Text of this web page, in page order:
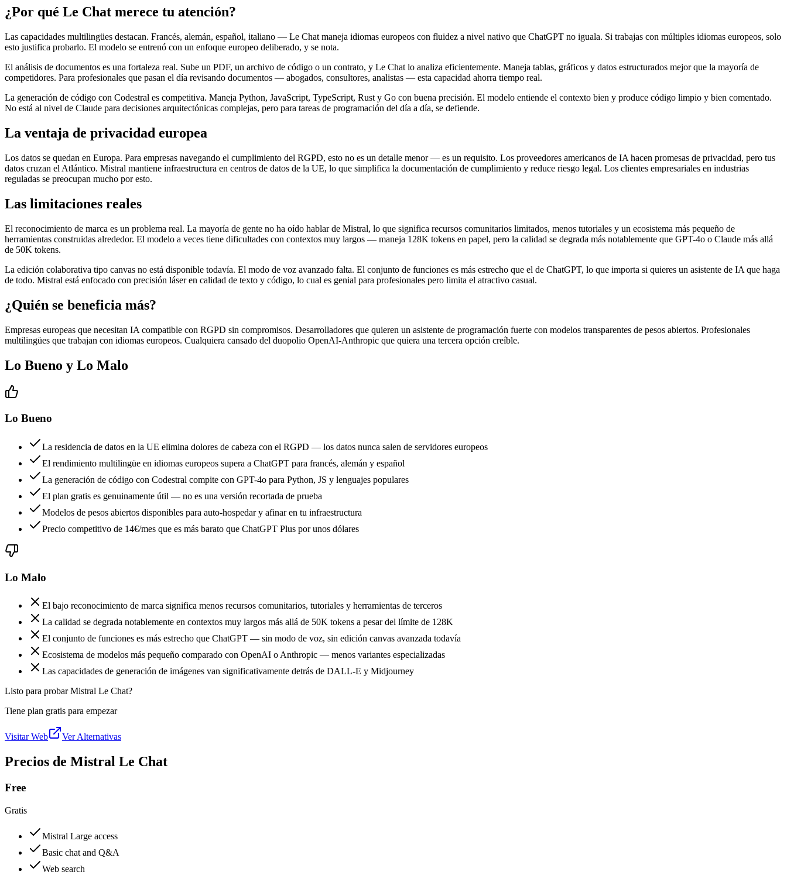
¿Por qué Le Chat merece tu atención?
Las capacidades multilingües destacan. Francés, alemán, español, italiano — Le Chat maneja idiomas europeos con fluidez a nivel nativo que ChatGPT no iguala. Si trabajas con múltiples idiomas europeos, solo
esto justifica probarlo. El modelo se entrenó con un enfoque europeo deliberado, y se nota.
El análisis de documentos es una fortaleza real. Sube un PDF, un archivo de código o un contrato, y Le Chat lo analiza eficientemente. Maneja tablas, gráficos y datos estructurados mejor que la mayoría de
competidores. Para profesionales que pasan el día revisando documentos — abogados, consultores, analistas — esta capacidad ahorra tiempo real.
La generación de código con Codestral es competitiva. Maneja Python, JavaScript, TypeScript, Rust y Go con buena precisión. El modelo entiende el contexto bien y produce código limpio y bien comentado.
No está al nivel de Claude para decisiones arquitectónicas complejas, pero para tareas de programación del día a día, se defiende.
La ventaja de privacidad europea
Los datos se quedan en Europa. Para empresas navegando el cumplimiento del RGPD, esto no es un detalle menor — es un requisito. Los proveedores americanos de IA hacen promesas de privacidad, pero tus
datos cruzan el Atlántico. Mistral mantiene infraestructura en centros de datos de la UE, lo que simplifica la documentación de cumplimiento y reduce riesgo legal. Los clientes empresariales en industrias
reguladas se preocupan mucho por esto.
Las limitaciones reales
El reconocimiento de marca es un problema real. La mayoría de gente no ha oído hablar de Mistral, lo que significa recursos comunitarios limitados, menos tutoriales y un ecosistema más pequeño de
herramientas construidas alrededor. El modelo a veces tiene dificultades con contextos muy largos — maneja 128K tokens en papel, pero la calidad se degrada más notablemente que GPT-4o o Claude más allá
de 50K tokens.
La edición colaborativa tipo canvas no está disponible todavía. El modo de voz avanzado falta. El conjunto de funciones es más estrecho que el de ChatGPT, lo que importa si quieres un asistente de IA que haga
de todo. Mistral está enfocado con precisión láser en calidad de texto y código, lo cual es genial para profesionales pero limita el atractivo casual.
¿Quién se beneficia más?
Empresas europeas que necesitan IA compatible con RGPD sin compromisos. Desarrolladores que quieren un asistente de programación fuerte con modelos transparentes de pesos abiertos. Profesionales
multilingües que trabajan con idiomas europeos. Cualquiera cansado del duopolio OpenAI-Anthropic que quiera una tercera opción creíble.
Lo Bueno y Lo Malo
Lo Bueno
La residencia de datos en la UE elimina dolores de cabeza con el RGPD — los datos nunca salen de servidores europeos
El rendimiento multilingüe en idiomas europeos supera a ChatGPT para francés, alemán y español
La generación de código con Codestral compite con GPT-4o para Python, JS y lenguajes populares
El plan gratis es genuinamente útil — no es una versión recortada de prueba
Modelos de pesos abiertos disponibles para auto-hospedar y afinar en tu infraestructura
Precio competitivo de 14€/mes que es más barato que ChatGPT Plus por unos dólares
Lo Malo
El bajo reconocimiento de marca significa menos recursos comunitarios, tutoriales y herramientas de terceros
La calidad se degrada notablemente en contextos muy largos más allá de 50K tokens a pesar del límite de 128K
El conjunto de funciones es más estrecho que ChatGPT — sin modo de voz, sin edición canvas avanzada todavía
Ecosistema de modelos más pequeño comparado con OpenAI o Anthropic — menos variantes especializadas
Las capacidades de generación de imágenes van significativamente detrás de DALL-E y Midjourney
Listo para probar Mistral Le Chat?
Tiene plan gratis para empezar
Visitar Web Ver Alternativas
Precios de Mistral Le Chat
Free
Gratis
Mistral Large access
Basic chat and Q&A
Web search